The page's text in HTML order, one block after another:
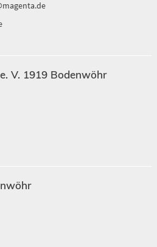
V. 1919 Bodenwöhr